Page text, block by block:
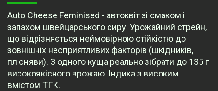
Auto Cheese Feminised - автоквіт зі смаком і
запахом швейцарського сиру. Урожайний стрейн,
що відрізняється неймовірною стійкістю до
зовнішніх несприятливих факторів (шкідників,
плісняви). З одного куща реально зібрати до 135 г
високоякісного врожаю. Індика з високим
вмістом ТГК.